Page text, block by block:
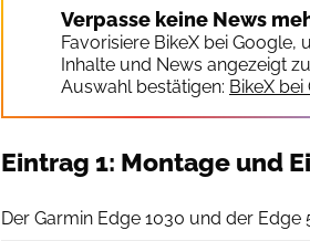
Verpasse keine News
Favorisiere BikeX bei
Inhalte und News angezeigt
Auswahl bestätigen: BikeX
Eintrag 1: Montage und
Der Garmin Edge 1030 und der Edge